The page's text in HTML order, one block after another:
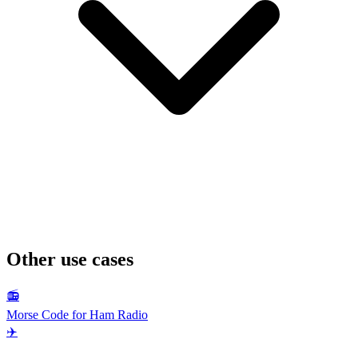
Other use cases
📻
Morse Code for Ham Radio
✈️